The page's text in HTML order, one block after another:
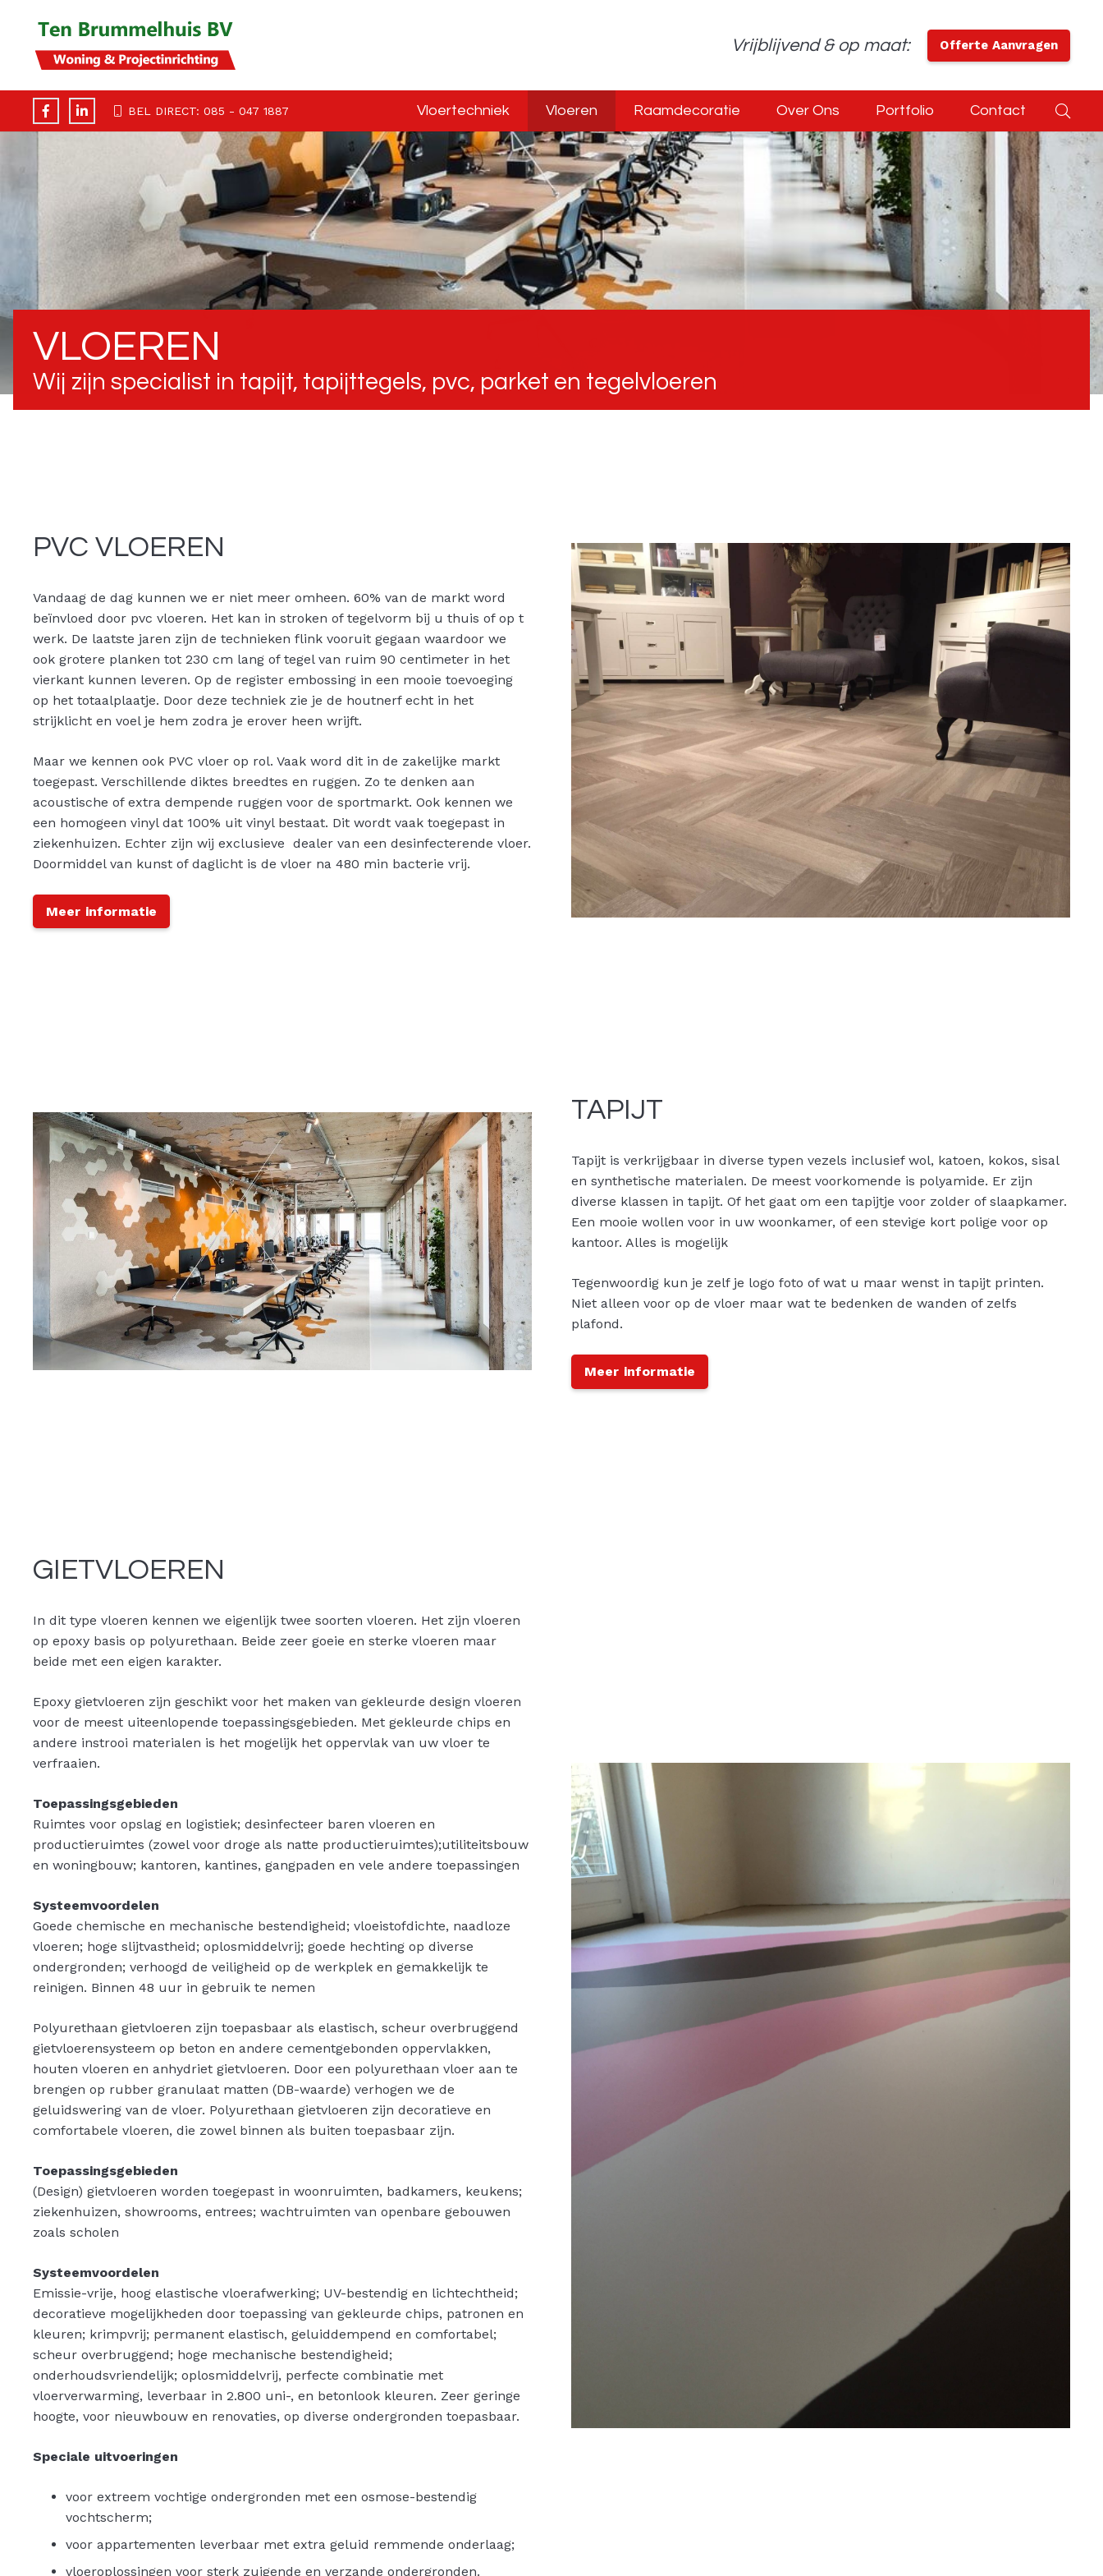
Vrijblijvend & op maat: Offerte Aanvragen
BEL DIRECT: 085 - 047 1887 Vloertechniek Vloeren Raamdecoratie Over Ons Portfolio Contact
VLOEREN
Wij zijn specialist in tapijt, tapijttegels, pvc, parket en tegelvloeren
PVC VLOEREN
Vandaag de dag kunnen we er niet meer omheen. 60% van de markt word
beïnvloed door pvc vloeren. Het kan in stroken of tegelvorm bij u thuis of op t
werk. De laatste jaren zijn de technieken flink vooruit gegaan waardoor we
ook grotere planken tot 230 cm lang of tegel van ruim 90 centimeter in het
vierkant kunnen leveren. Op de register embossing in een mooie toevoeging
op het totaalplaatje. Door deze techniek zie je de houtnerf echt in het
strijklicht en voel je hem zodra je erover heen wrijft.
Maar we kennen ook PVC vloer op rol. Vaak word dit in de zakelijke markt
toegepast. Verschillende diktes breedtes en ruggen. Zo te denken aan
acoustische of extra dempende ruggen voor de sportmarkt. Ook kennen we
een homogeen vinyl dat 100% uit vinyl bestaat. Dit wordt vaak toegepast in
ziekenhuizen. Echter zijn wij exclusieve dealer van een desinfecterende vloer.
Doormiddel van kunst of daglicht is de vloer na 480 min bacterie vrij.
Meer informatie
TAPIJT
Tapijt is verkrijgbaar in diverse typen vezels inclusief wol, katoen, kokos, sisal
en synthetische materialen. De meest voorkomende is polyamide. Er zijn
diverse klassen in tapijt. Of het gaat om een tapijtje voor zolder of slaapkamer.
Een mooie wollen voor in uw woonkamer, of een stevige kort polige voor op
kantoor. Alles is mogelijk
Tegenwoordig kun je zelf je logo foto of wat u maar wenst in tapijt printen.
Niet alleen voor op de vloer maar wat te bedenken de wanden of zelfs
plafond.
Meer informatie
GIETVLOEREN
In dit type vloeren kennen we eigenlijk twee soorten vloeren. Het zijn vloeren
op epoxy basis op polyurethaan. Beide zeer goeie en sterke vloeren maar
beide met een eigen karakter.
Epoxy gietvloeren zijn geschikt voor het maken van gekleurde design vloeren
voor de meest uiteenlopende toepassingsgebieden. Met gekleurde chips en
andere instrooi materialen is het mogelijk het oppervlak van uw vloer te
verfraaien.
Toepassingsgebieden
Ruimtes voor opslag en logistiek; desinfecteer baren vloeren en
productieruimtes (zowel voor droge als natte productieruimtes);utiliteitsbouw
en woningbouw; kantoren, kantines, gangpaden en vele andere toepassingen
Systeemvoordelen
Goede chemische en mechanische bestendigheid; vloeistofdichte, naadloze
vloeren; hoge slijtvastheid; oplosmiddelvrij; goede hechting op diverse
ondergronden; verhoogd de veiligheid op de werkplek en gemakkelijk te
reinigen. Binnen 48 uur in gebruik te nemen
Polyurethaan gietvloeren zijn toepasbaar als elastisch, scheur overbruggend
gietvloerensysteem op beton en andere cementgebonden oppervlakken,
houten vloeren en anhydriet gietvloeren. Door een polyurethaan vloer aan te
brengen op rubber granulaat matten (DB-waarde) verhogen we de
geluidswering van de vloer. Polyurethaan gietvloeren zijn decoratieve en
comfortabele vloeren, die zowel binnen als buiten toepasbaar zijn.
Toepassingsgebieden
(Design) gietvloeren worden toegepast in woonruimten, badkamers, keukens;
ziekenhuizen, showrooms, entrees; wachtruimten van openbare gebouwen
zoals scholen
Systeemvoordelen
Emissie-vrije, hoog elastische vloerafwerking; UV-bestendig en lichtechtheid;
decoratieve mogelijkheden door toepassing van gekleurde chips, patronen en
kleuren; krimpvrij; permanent elastisch, geluiddempend en comfortabel;
scheur overbruggend; hoge mechanische bestendigheid;
onderhoudsvriendelijk; oplosmiddelvrij, perfecte combinatie met
vloerverwarming, leverbaar in 2.800 uni-, en betonlook kleuren. Zeer geringe
hoogte, voor nieuwbouw en renovaties, op diverse ondergronden toepasbaar.
Speciale uitvoeringen
voor extreem vochtige ondergronden met een osmose-bestendig
vochtscherm;
voor appartementen leverbaar met extra geluid remmende onderlaag;
vloeroplossingen voor sterk zuigende en verzande ondergronden.